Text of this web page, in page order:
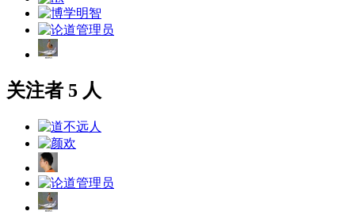
关注者 5 人